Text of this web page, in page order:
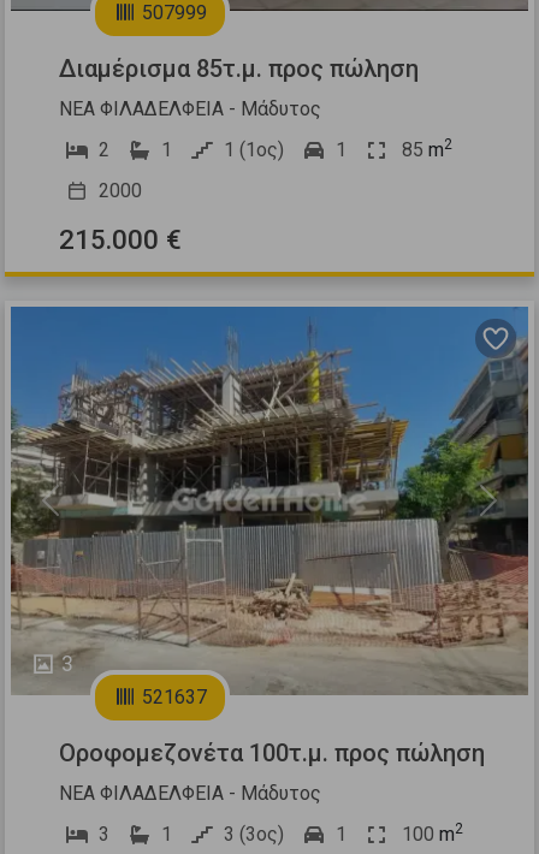
507999
Διαμέρισμα 85τ.μ. προς πώληση
ΝΕΑ ΦΙΛΑΔΕΛΦΕΙΑ - Μάδυτος
2
1 1 (1ος) 1 85 m2
2000
215.000 €
3
Previous Next
521637
Οροφομεζονέτα 100τ.μ. προς πώληση
ΝΕΑ ΦΙΛΑΔΕΛΦΕΙΑ - Μάδυτος
3
1 3 (3ος) 1 100 m2